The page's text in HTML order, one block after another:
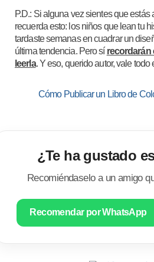
P.D.: Si alguna vez sientes que estás
recuerda esto: los niños que lean tu
tardaste semanas en cuadrar un
última tendencia. Pero sí recordarán
leerla. Y eso, querido autor, vale
Cómo Publicar un Libro de
¿Te ha gustado
Recomiéndaselo a un amigo
Recomendar por WhatsApp